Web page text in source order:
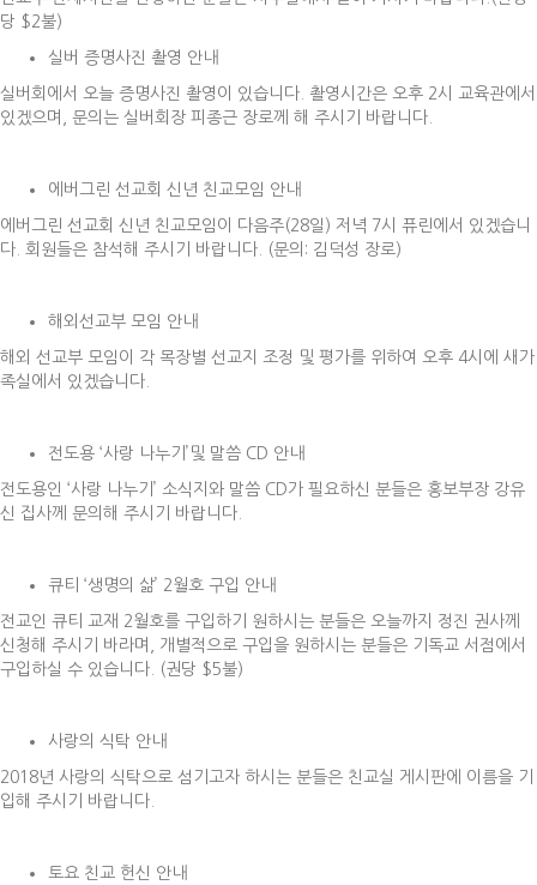
당 $2불)
실버 증명사진 촬영 안내
실버회에서 오늘 증명사진 촬영이 있습니다. 촬영시간은 오후 2시 교육관에서
있겠으며, 문의는 실버회장 피종근 장로께 해 주시기 바랍니다.
에버그린 선교회 신년 친교모임 안내
에버그린 선교회 신년 친교모임이 다음주(28일) 저녁 7시 퓨린에서 있겠습니
다. 회원들은 참석해 주시기 바랍니다. (문의: 김덕성 장로)
해외선교부 모임 안내
해외 선교부 모임이 각 목장별 선교지 조정 및 평가를 위하여 오후 4시에 새가
족실에서 있겠습니다.
전도용 ‘사랑 나누기’및 말씀 CD 안내
전도용인 ‘사랑 나누기’ 소식지와 말씀 CD가 필요하신 분들은 홍보부장 강유
신 집사께 문의해 주시기 바랍니다.
큐티 ‘생명의 삶’ 2월호 구입 안내
전교인 큐티 교재 2월호를 구입하기 원하시는 분들은 오늘까지 정진 권사께
신청해 주시기 바라며, 개별적으로 구입을 원하시는 분들은 기독교 서점에서
구입하실 수 있습니다. (권당 $5불)
사랑의 식탁 안내
2018년 사랑의 식탁으로 섬기고자 하시는 분들은 친교실 게시판에 이름을 기
입해 주시기 바랍니다.
토요 친교 헌신 안내